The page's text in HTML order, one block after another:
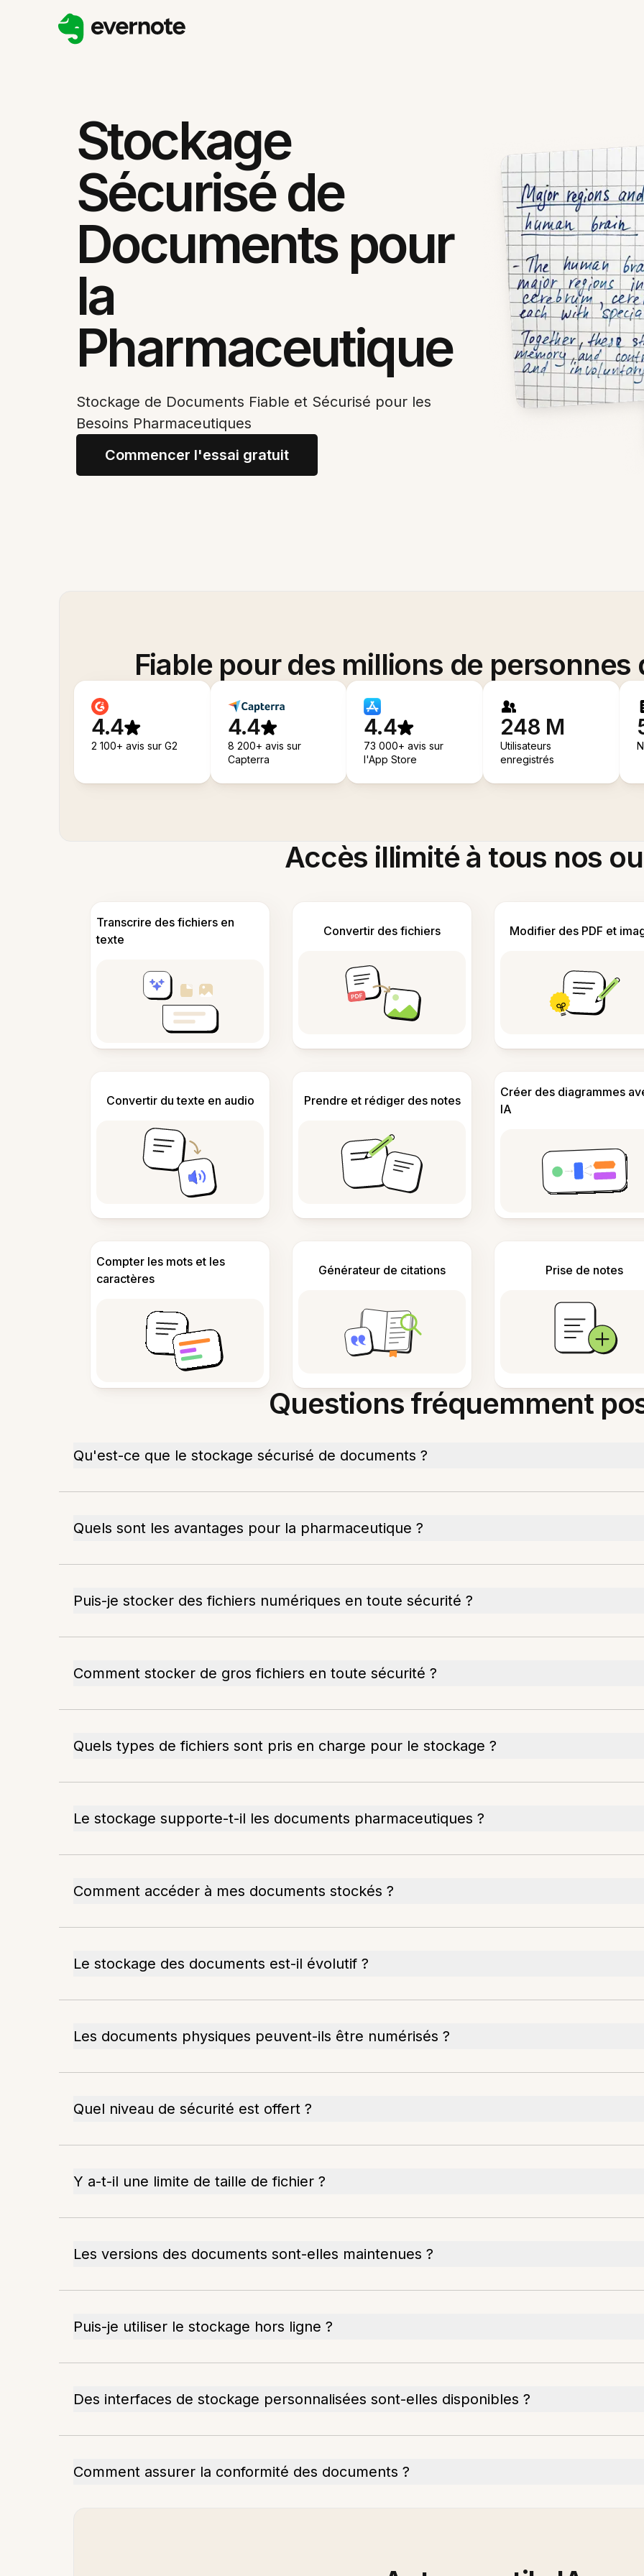
Stockage
Sécurisé de
Documents pour
la
Pharmaceutique
Stockage de Documents Fiable et Sécurisé pour les
Besoins Pharmaceutiques
Commencer l'essai gratuit
Fiable pour des millions de personnes
4.4
2 100+ avis sur G2
4.4
8 200+ avis sur
Capterra
4.4
73 000+ avis sur
l'App Store
248 M
Utilisateurs
enregistrés
Accès illimité à tous nos
Transcrire des fichiers en
texte
Convertir des fichiers Modifier des PDF et
Convertir du texte en audio Prendre et rédiger des notes
Créer des diagrammes
IA
Compter les mots et les
caractères
Générateur de citations Prise de notes
Questions fréquemment
Qu'est-ce que le stockage sécurisé de documents ?
Quels sont les avantages pour la pharmaceutique ?
Puis-je stocker des fichiers numériques en toute sécurité ?
Comment stocker de gros fichiers en toute sécurité ?
Quels types de fichiers sont pris en charge pour le stockage ?
Le stockage supporte-t-il les documents pharmaceutiques ?
Comment accéder à mes documents stockés ?
Le stockage des documents est-il évolutif ?
Les documents physiques peuvent-ils être numérisés ?
Quel niveau de sécurité est offert ?
Y a-t-il une limite de taille de fichier ?
Les versions des documents sont-elles maintenues ?
Puis-je utiliser le stockage hors ligne ?
Des interfaces de stockage personnalisées sont-elles disponibles ?
Comment assurer la conformité des documents ?